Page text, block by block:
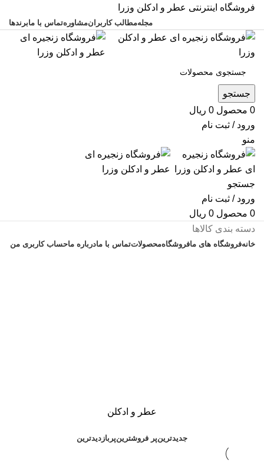
فروشگاه اینترنتی عطر و ادکلن وزرا
مجلهمطالب کاربرانمشاورهتماس با مابرندها
جستجو
0 محصول 0 ریال
ورود / ثبت نام
منو
جستجو
ورود / ثبت نام
0 محصول 0 ریال
دسته بندی کالاها
خانهفروشگاه های مافروشگاهمحصولاتتماس با مادرباره ماحساب کاربری من
عطر و ادکلن
جدیدترینپر فروشترینپربازدیدترین